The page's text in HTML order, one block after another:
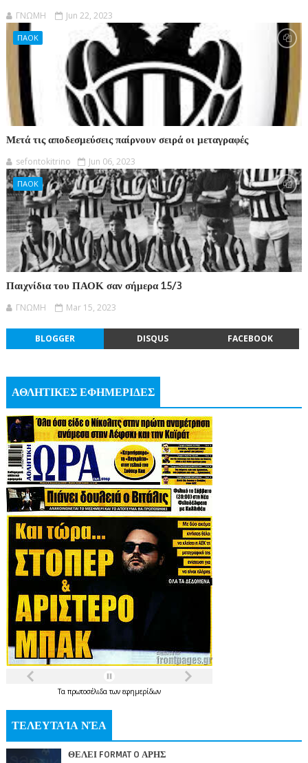
ΓΝΩΜΗ Jun 22, 2023
ΠΑΟΚ
Μετά τις αποδεσμεύσεις παίρνουν σειρά οι μεταγραφές
sefontokitrino Jun 06, 2023
ΠΑΟΚ
Παιχνίδια του ΠΑΟΚ σαν σήμερα 15/3
ΓΝΩΜΗ Mar 15, 2023
BLOGGER DISQUS FACEBOOK
ΑΘΛΗΤΙΚΕΣ ΕΦΗΜΕΡΙΔΕΣ
Τα πρωτοσέλιδατων εφημερίδων
ΤΕΛΕΥΤΑΊΑ ΝΈΑ
ΘΕΛΕΙ FORMAT O ΑΡΗΣ